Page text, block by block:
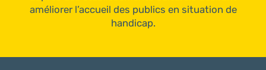
améliorer l’accueil des publics en situation de
handicap.